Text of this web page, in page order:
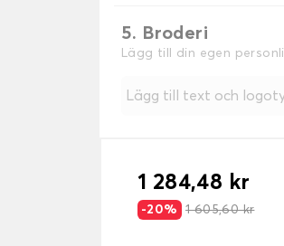
5. Broderi
Lägg till din egen
Lägg till text och
1 284,48 kr
-20% 1 605,60 kr